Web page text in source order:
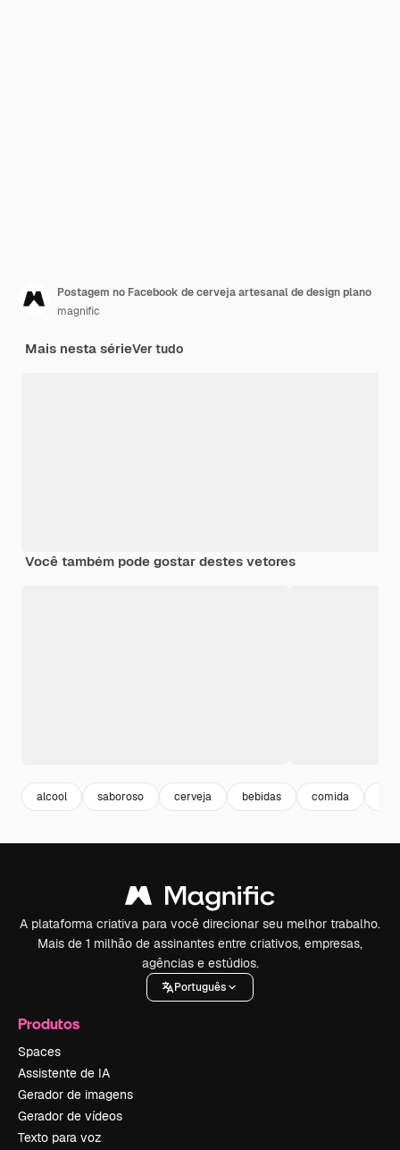
Postagem no Facebook de cerveja artesanal de design plano
magnific
Mais nesta sérieVer tudo
Você também pode gostar destes vetores
alcool saboroso cerveja bebidas comida
A plataforma criativa para você direcionar seu melhor trabalho.
Mais de 1 milhão de assinantes entre criativos, empresas,
agências e estúdios.
Português
Produtos
Spaces
Assistente de IA
Gerador de imagens
Gerador de vídeos
Texto para voz